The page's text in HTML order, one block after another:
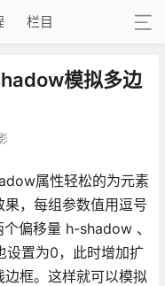
栏目
模拟多边
属性轻松的为元素
，每组参数值用逗号
偏移量 h-shadow 、
置为0，此时增加扩
框。这样就可以模拟